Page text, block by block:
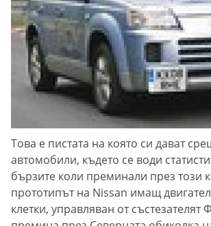
Това е пистата на която си дават
автомобили, където се води
бързите коли преминали през този
прототипът на Nissan имащ
клетки, управляван от състезателят